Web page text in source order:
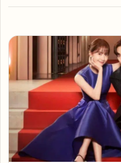
Articles